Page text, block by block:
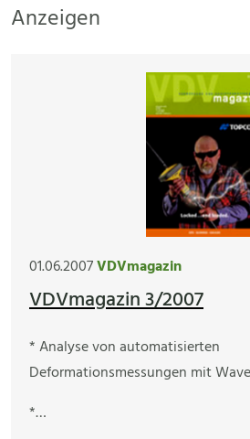
Anzeigen
01.06.2007VDVmagazin
VDVmagazin 3/2007
* Analyse von automatisierten
Deformationsmessungen mit
*…